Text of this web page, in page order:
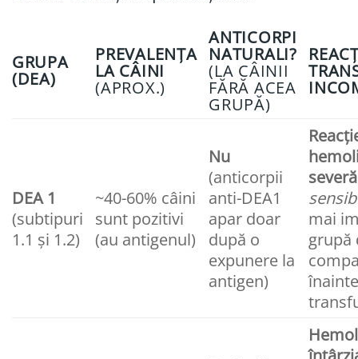
GRUPA
(DEA)
PREVALENȚA
LA CÂINI
(APROX.)
ANTICORPI
NATURALI?
(LA CÂINII
FĂRĂ ACEA
GRUPĂ)
DEA 1
(subtipuri
1.1 și 1.2)
~40-60% câini
sunt pozitivi
(au antigenul)
Nu
(anticorpii
anti-DEA1
apar doar
după o
expunere la
antigen)
severă
mai
grupă